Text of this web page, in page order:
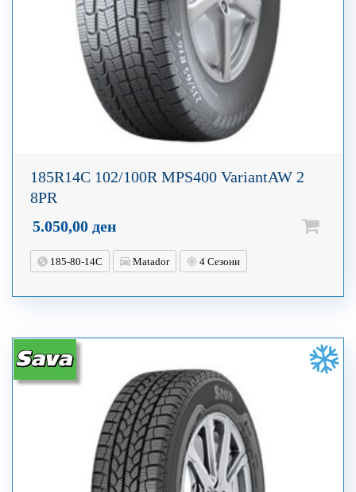
185R14C 102/100R MPS400 VariantAW 2
8PR
5.050,00 ден
185-80-14C Matador 4 Сезони